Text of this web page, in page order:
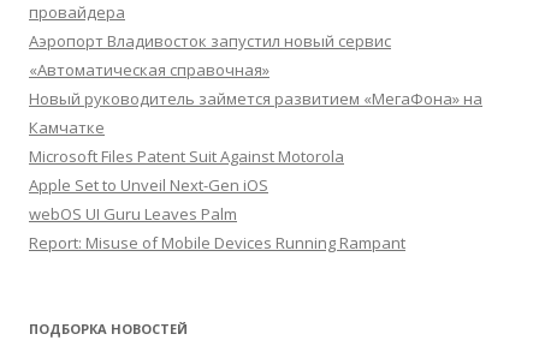
провайдера
Аэропорт Владивосток запустил новый сервис
«Автоматическая справочная»
Новый руководитель займется развитием «МегаФона» на
Камчатке
Microsoft Files Patent Suit Against Motorola
Apple Set to Unveil Next-Gen iOS
webOS UI Guru Leaves Palm
Report: Misuse of Mobile Devices Running Rampant
ПОДБОРКА НОВОСТЕЙ